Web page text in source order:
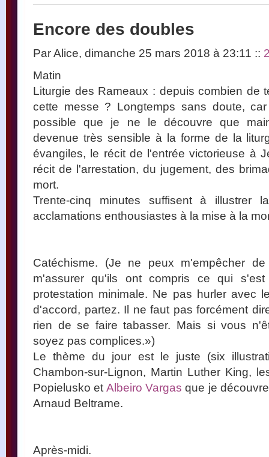
Encore des doubles
Par Alice, dimanche 25 mars 2018 à 23:11 ::
Matin
Liturgie des Rameaux : depuis combien de
cette messe ? Longtemps sans doute,
possible que je ne le découvre que
devenue très sensible à la forme de la
évangiles, le récit de l'entrée victorieuse à
récit de l'arrestation, du jugement, des
mort.
Trente-cinq minutes suffisent à illustrer
acclamations enthousiastes à la mise à la
Catéchisme. (Je ne peux m'empêcher
m'assurer qu'ils ont compris ce qui
protestation minimale. Ne pas hurler avec
d'accord, partez. Il ne faut pas forcément
rien de se faire tabasser. Mais si vous
soyez pas complices.»)
Le thème du jour est le juste (six
Chambon-sur-Lignon, Martin Luther King,
Popielusko et Albeiro Vargas que je
Arnaud Beltrame.
Après-midi.